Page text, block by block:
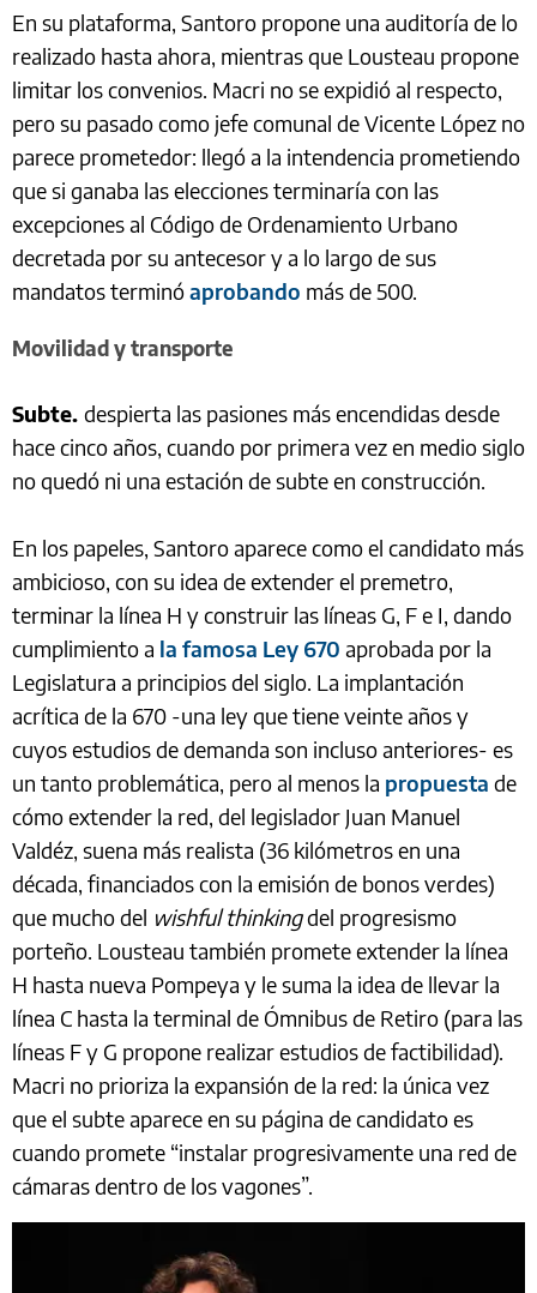
En su plataforma, Santoro propone una auditoría de lo
realizado hasta ahora, mientras que Lousteau propone
limitar los convenios. Macri no se expidió al respecto,
pero su pasado como jefe comunal de Vicente López no
parece prometedor: llegó a la intendencia prometiendo
que si ganaba las elecciones terminaría con las
excepciones al Código de Ordenamiento Urbano
decretada por su antecesor y a lo largo de sus
mandatos terminóaprobando más de 500.
Movilidad y transporte
Subte. despierta las pasiones más encendidas desde
hace cinco años, cuando por primera vez en medio siglo
no quedó ni una estación de subte en construcción.
En los papeles, Santoro aparece como el candidato más
ambicioso, con su idea de extender el premetro,
terminar la línea H y construir las líneas G, F e I, dando
cumplimiento a la famosa Ley 670 aprobada por la
Legislatura a principios del siglo. La implantación
acrítica de la 670 -una ley que tiene veinte años y
cuyos estudios de demanda son incluso anteriores- es
un tanto problemática, pero al menos la propuesta de
cómo extender la red, del legislador Juan Manuel
Valdéz, suena más realista (36 kilómetros en una
década, financiados con la emisión de bonos verdes)
que mucho del wishful thinkingdel progresismo
porteño. Lousteau también promete extender la línea
H hasta nueva Pompeya y le suma la idea de llevar la
línea C hasta la terminal de Ómnibus de Retiro (para las
líneas F y G propone realizar estudios de factibilidad).
Macri no prioriza la expansión de la red: la única vez
que el subte aparece en su página de candidato es
cuando promete “instalar progresivamente una red de
cámaras dentro de los vagones”.